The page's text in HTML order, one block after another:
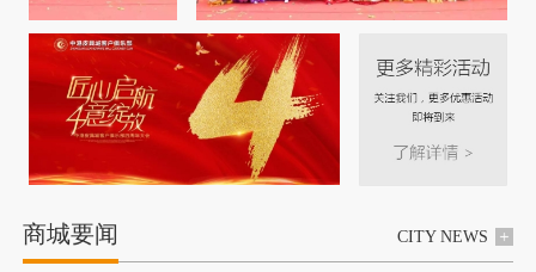
CITY NEWS
商城要闻